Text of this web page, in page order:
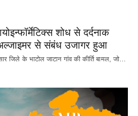
शोध से दर्दनाक
से संबंध उजागर हुआ
जिले के भाटोल जाटान गांव की कीर्ति बामल, जो…